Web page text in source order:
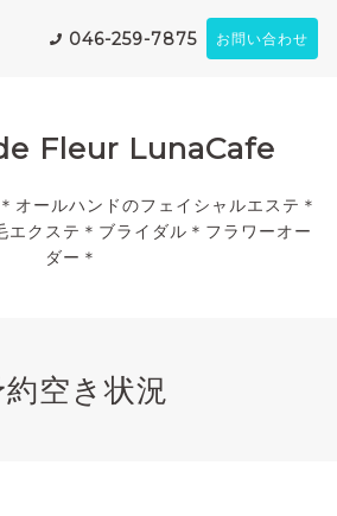
046-259-7875 お問い合わせ
Fleur LunaCafe
オールハンドのフェイシャルエステ＊
エクステ＊ブライダル＊フラワーオー
ダー＊
空き状況